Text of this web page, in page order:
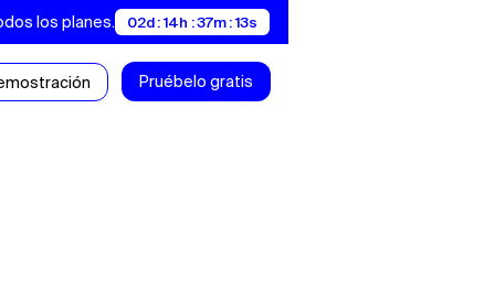
los planes. 02d : 14h : 37m : 12s
Pruébelo gratis